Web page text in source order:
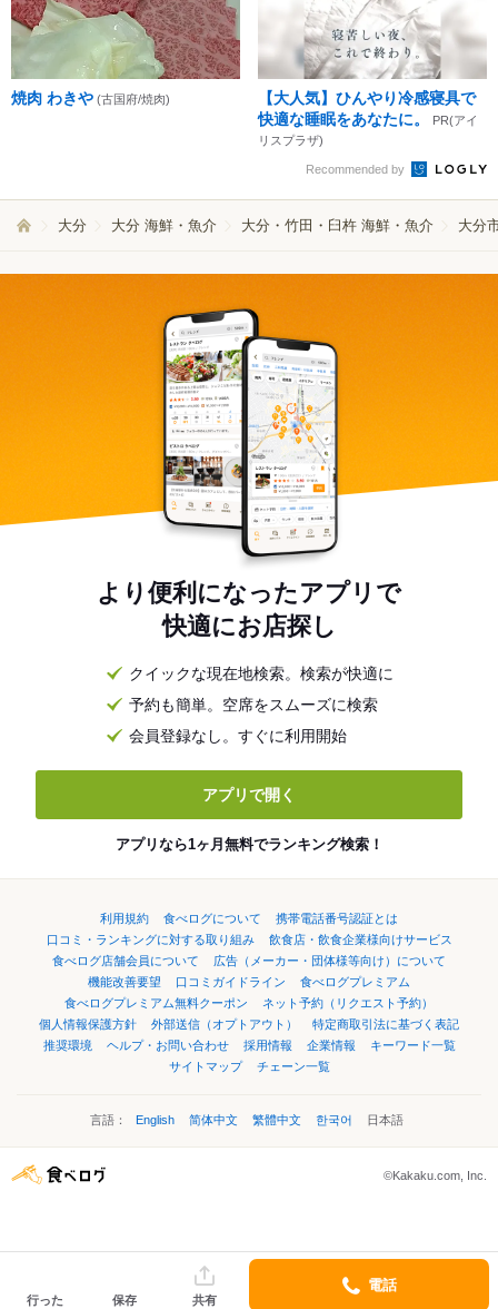
焼肉 わきや (古国府/焼肉)
【大人気】ひんやり冷感寝具で
快適な睡眠をあなたに。
PR(アイ
リスプラザ)
Recommended by
大分 大分 海鮮・魚介 大分・竹田・臼杵 海鮮・魚介 大分
より便利になったアプリで
快適にお店探し
クイックな現在地検索。検索が快適に
予約も簡単。空席をスムーズに検索
会員登録なし。すぐに利用開始
アプリで開く
アプリなら1ヶ月無料でランキング検索！
利用規約 食べログについて
携帯電話番号認証とは
口コミ・ランキングに対する取り組み
飲食店・飲食企業様向けサービス
食べログ店舗会員について
広告（メーカー・団体様等向け）について
機能改善要望
口コミガイドライン
食べログプレミアム
食べログプレミアム無料クーポン
ネット予約（リクエスト予約）
個人情報保護方針
外部送信（オプトアウト）
特定商取引法に基づく表記
推奨環境
ヘルプ・お問い合わせ 採用情報 企業情報
キーワード一覧
サイトマップ
チェーン一覧
言語： English 简体中文 繁體中文 한국어 日本語
©Kakaku.com, Inc.
行った 保存 共有
電話